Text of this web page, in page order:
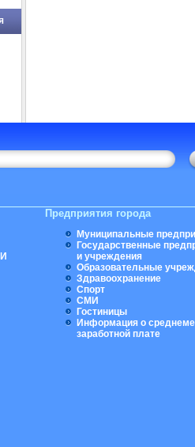
Предприятия города
Муниципальные
Государственные
и учреждения
Образовательные
Здравоохранение
Спорт
СМИ
Гостиницы
Информация о
заработной плате